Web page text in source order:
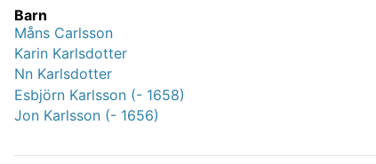
Barn
Måns Carlsson
Karin Karlsdotter
Nn Karlsdotter
Esbjörn Karlsson (- 1658)
Jon Karlsson (- 1656)